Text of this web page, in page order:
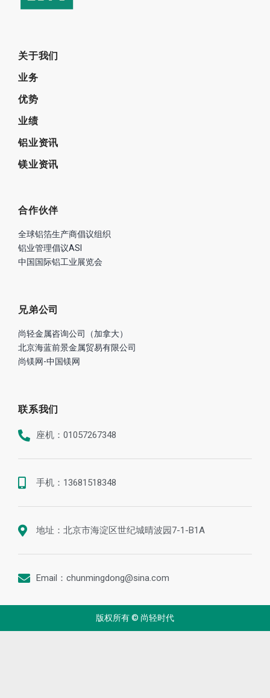
关于我们
业务
优势
业绩
铝业资讯
镁业资讯
合作伙伴
全球铝箔生产商倡议组织
铝业管理倡议ASI
中国国际铝工业展览会
兄弟公司
尚轻金属咨询公司（加拿大）
北京海蓝前景金属贸易有限公司
尚镁网-中国镁网
联系我们
座机：01057267348
手机：13681518348
地址：北京市海淀区世纪城晴波园7-1-B1A
Email：chunmingdong@sina.com
版权所有 © 尚轻时代